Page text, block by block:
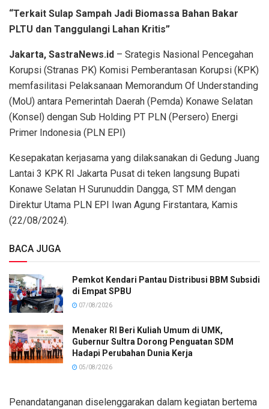
“Terkait Sulap Sampah Jadi Biomassa Bahan Bakar
PLTU dan Tanggulangi Lahan Kritis”
Jakarta, SastraNews.id – Srategis Nasional Pencegahan
Korupsi (Stranas PK) Komisi Pemberantasan Korupsi (KPK)
memfasilitasi Pelaksanaan Memorandum Of Understanding
(MoU) antara Pemerintah Daerah (Pemda) Konawe Selatan
(Konsel) dengan Sub Holding PT PLN (Persero) Energi
Primer Indonesia (PLN EPI)
Kesepakatan kerjasama yang dilaksanakan di Gedung Juang
Lantai 3 KPK RI Jakarta Pusat di teken langsung Bupati
Konawe Selatan H Surunuddin Dangga, ST MM dengan
Direktur Utama PLN EPI Iwan Agung Firstantara, Kamis
(22/08/2024).
BACA JUGA
Pemkot Kendari Pantau Distribusi BBM Subsidi
di Empat SPBU
07/08/2026
Menaker RI Beri Kuliah Umum di UMK,
Gubernur Sultra Dorong Penguatan SDM
Hadapi Perubahan Dunia Kerja
05/08/2026
Penandatanganan diselenggarakan dalam kegiatan bertema